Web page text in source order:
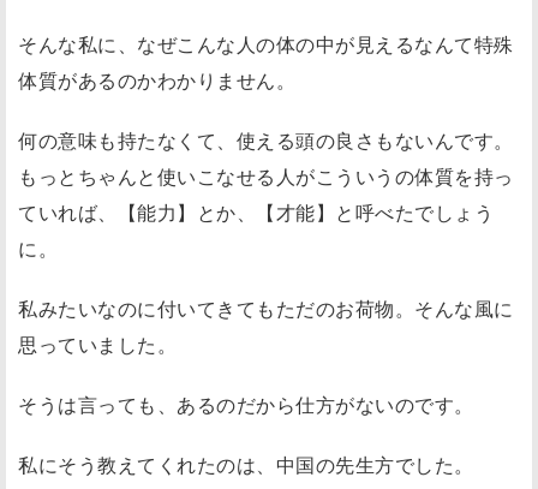
そんな私に、なぜこんな人の体の中が見えるなんて特殊
体質があるのかわかりません。
何の意味も持たなくて、使える頭の良さもないんです。
もっとちゃんと使いこなせる人がこういうの体質を持っ
ていれば、【能力】とか、【才能】と呼べたでしょう
に。
私みたいなのに付いてきてもただのお荷物。そんな風に
思っていました。
そうは言っても、あるのだから仕方がないのです。
私にそう教えてくれたのは、中国の先生方でした。